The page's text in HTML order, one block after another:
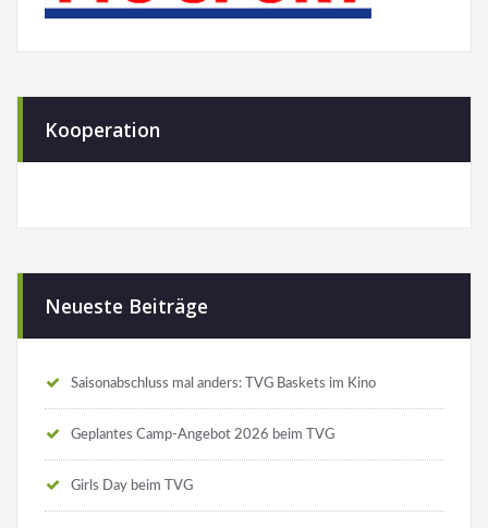
Kooperation
Neueste Beiträge
Saisonabschluss mal anders: TVG Baskets im Kino
Geplantes Camp-Angebot 2026 beim TVG
Girls Day beim TVG